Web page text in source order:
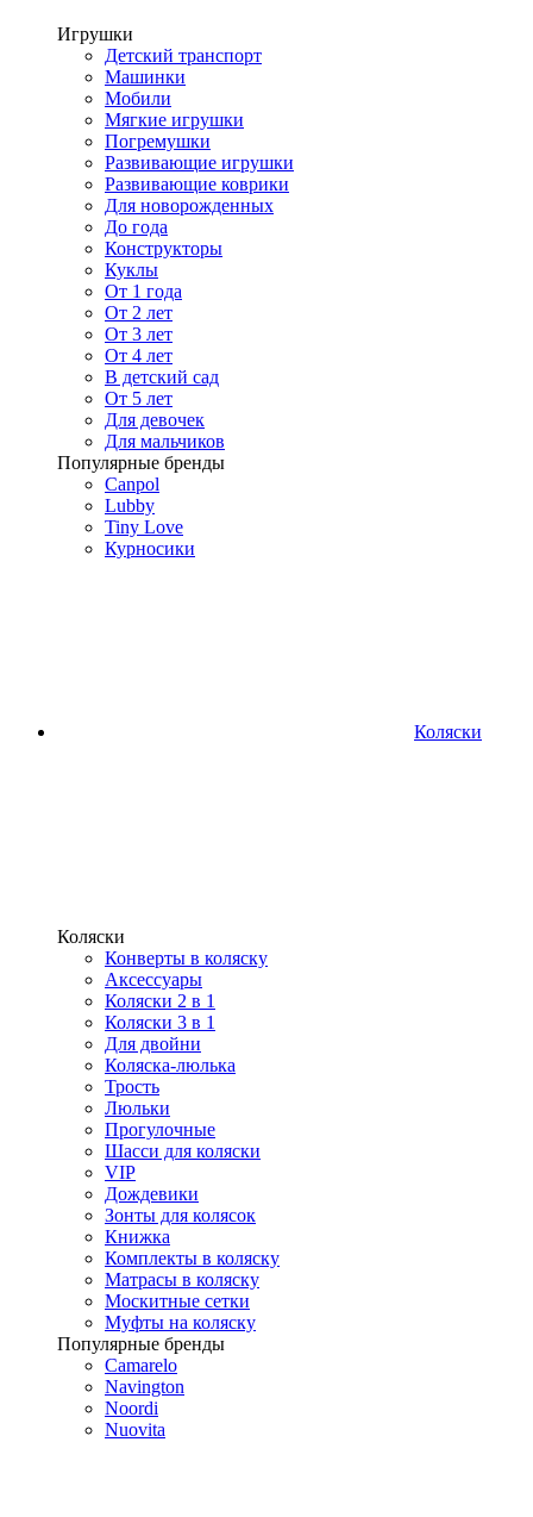
Игрушки
Детский транспорт
Машинки
Мобили
Мягкие игрушки
Погремушки
Развивающие игрушки
Развивающие коврики
Для новорожденных
До года
Конструкторы
Куклы
От 1 года
От 2 лет
От 3 лет
От 4 лет
В детский сад
От 5 лет
Для девочек
Для мальчиков
Популярные бренды
Canpol
Lubby
Tiny Love
Курносики
Коляски
Коляски
Конверты в коляску
Аксессуары
Коляски 2 в 1
Коляски 3 в 1
Для двойни
Коляска-люлька
Трость
Люльки
Прогулочные
Шасси для коляски
VIP
Дождевики
Зонты для колясок
Книжка
Комплекты в коляску
Матрасы в коляску
Москитные сетки
Муфты на коляску
Популярные бренды
Camarelo
Navington
Noordi
Nuovita